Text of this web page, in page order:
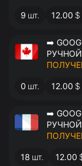
9 шт. 12.00 $
➡️ GOOGLE
0 шт. 12.00 $
➡️ GOOGLE
18 шт. 12.00